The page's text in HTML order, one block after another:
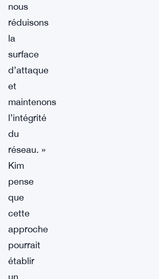
nous
réduisons
la
surface
d’attaque
et
maintenons
l’intégrité
du
réseau. »
Kim
pense
que
cette
approche
pourrait
établir
un